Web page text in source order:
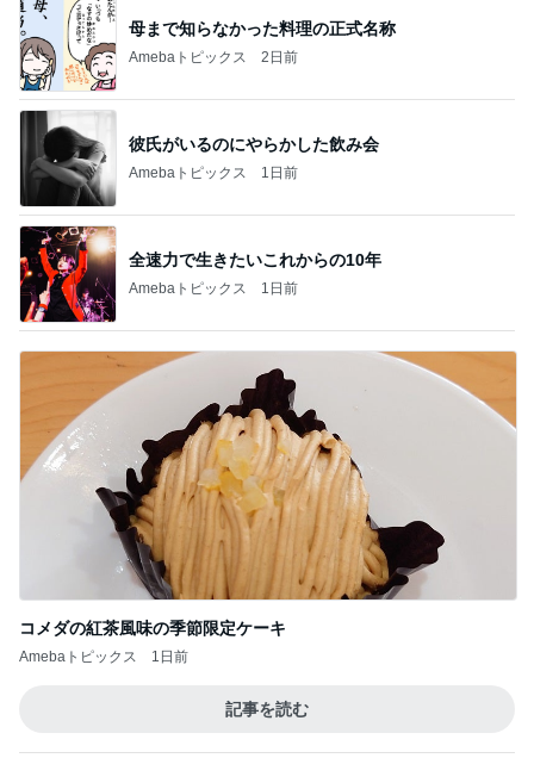
母まで知らなかった料理の正式名称
Amebaトピックス 2日前
彼氏がいるのにやらかした飲み会
Amebaトピックス 1日前
全速力で生きたいこれからの10年
Amebaトピックス 1日前
コメダの紅茶風味の季節限定ケーキ
Amebaトピックス 1日前
記事を読む